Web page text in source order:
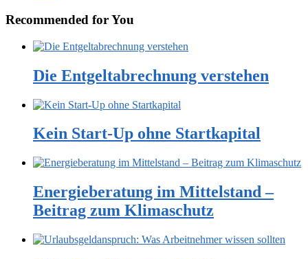
Recommended for You
Die Entgeltabrechnung verstehen
Kein Start-Up ohne Startkapital
Energieberatung im Mittelstand –
Beitrag zum Klimaschutz